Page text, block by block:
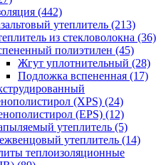
(442)
утеплитель (213)
из стекловолокна (36)
полиэтилен (45)
Жгут уплотнительный (28)
Подложка вспененная (17)
(XPS) (24)
(EPS) (12)
утеплитель (5)
утеплитель (14)
теплоизоляционные